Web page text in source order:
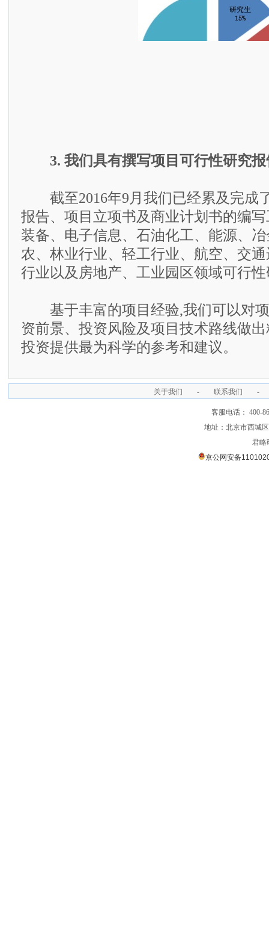
3. 我们具有撰写项目可行性研究
截至2016年9月我们已经累及完成
报告、项目立项书及商业计划书的编
装备、电子信息、石油化工、能源、
农、林业行业、轻工行业、航空、交
行业以及房地产、工业园区领域可行
基于丰富的项目经验,我们可以对项
资前景、投资风险及项目技术路线做
投资提供最为科学的参考和建议。
关于我们 - 联系我们 -
客服电话： 400-
地址：北京市西城
君略
京公网安备